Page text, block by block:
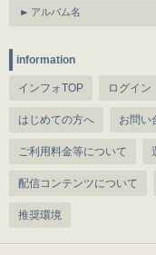
アルバム名
information
インフォTOP ログイン
はじめての方へ お問い
ご利用料金等について
配信コンテンツについて
推奨環境